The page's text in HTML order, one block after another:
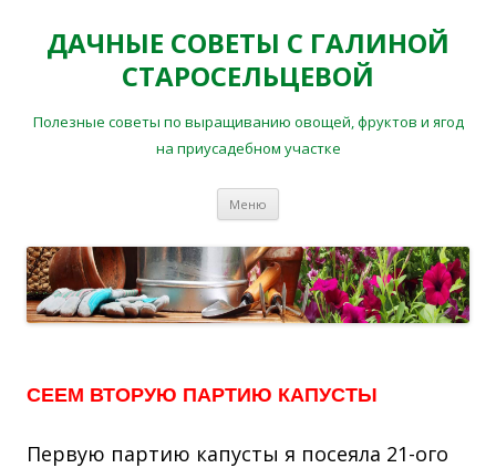
ДАЧНЫЕ СОВЕТЫ С ГАЛИНОЙ
СТАРОСЕЛЬЦЕВОЙ
Полезные советы по выращиванию овощей, фруктов и ягод
на приусадебном участке
Меню
СЕЕМ ВТОРУЮ ПАРТИЮ КАПУСТЫ
Первую партию капусты я посеяла 21-ого